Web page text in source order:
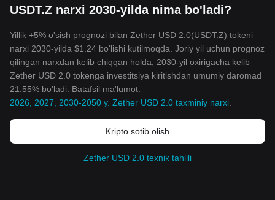
USDT.Z narxi 2030-yilda nima bo'ladi?
Yillik +5% o'sish prognozi bilan Zether USD 2.0(USDT.Z) tokeni
narxi 2030-yilda $1.24 bo'lishi kutilmoqda. Joriy yil uchun prognoz
qilingan narxdan kelib chiqqan holda, 2030-yil oxirigacha kelib
Zether USD 2.0 tokenga investitsiya kiritishdan umumiy daromad
21.55% bo'ladi. Batafsil ma'lumot:
2026, 2027, 2030-2050 y. Zether USD 2.0 taxminiy narxi
Kripto sotib olish
Zether USD 2.0 texnik tahlili